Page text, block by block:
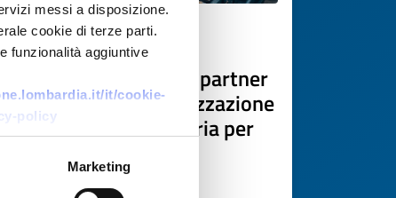
messi a disposizione.
cookie di terze parti.
funzionalità aggiuntive
it/cookie-
policy
Marketing
Technology request
Azienda slovena cerca partner
per la realizzazione
una moderna segheria per
ID: TRSI20260225015